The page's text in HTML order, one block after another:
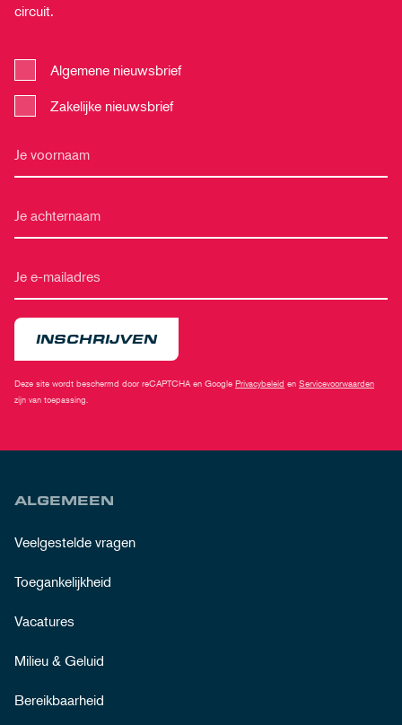
circuit.
Algemene nieuwsbrief
Zakelijke nieuwsbrief
INSCHRIJVEN
Deze site wordt beschermd door reCAPTCHA en Google Privacybeleid en Servicevoorwaarden
zijn van toepassing.
ALGEMEEN
Veelgestelde vragen
Toegankelijkheid
Vacatures
Milieu & Geluid
Bereikbaarheid